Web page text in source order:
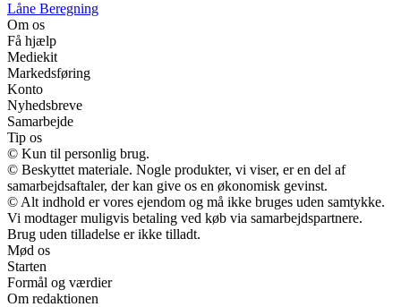
Låne Beregning
Om os
Få hjælp
Mediekit
Markedsføring
Konto
Nyhedsbreve
Samarbejde
Tip os
© Kun til personlig brug.
© Beskyttet materiale. Nogle produkter, vi viser, er en del af
samarbejdsaftaler, der kan give os en økonomisk gevinst.
© Alt indhold er vores ejendom og må ikke bruges uden samtykke.
Vi modtager muligvis betaling ved køb via samarbejdspartnere.
Brug uden tilladelse er ikke tilladt.
Mød os
Starten
Formål og værdier
Om redaktionen